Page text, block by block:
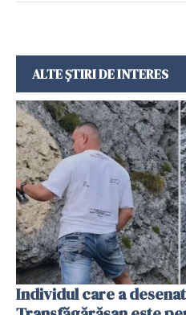
ALTE ȘTIRI DE INTERES
Individul care a